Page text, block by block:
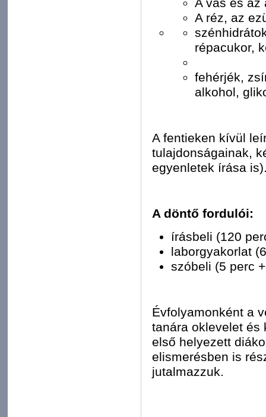
A réz, az
répacukor,
fehérjék,
alkohol,
A fentieken kívül
tulajdonságainak,
egyenletek írása
A döntő fordulói:
írásbeli (120
laborgyakorlat
szóbeli (5 perc
Évfolyamonként a
tanára oklevelet és
első helyezett
elismerésben is
jutalmazzuk.